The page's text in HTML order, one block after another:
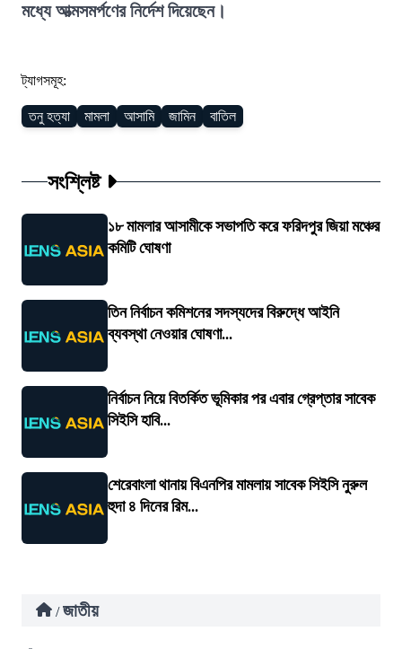
মধ্যে আত্মসমর্পণের নির্দেশ দিয়েছেন।
ট্যাগসমূহ:
তনু হত্যা মামলা আসামি জামিন বাতিল
সংশ্লিষ্ট
১৮ মামলার আসামীকে সভাপতি করে ফরিদপুর জিয়া মঞ্চের
কমিটি ঘোষণা
তিন নির্বাচন কমিশনের সদস্যদের বিরুদ্ধে আইনি
ব্যবস্থা নেওয়ার ঘোষণা...
নির্বাচন নিয়ে বিতর্কিত ভূমিকার পর এবার গ্রেপ্তার সাবেক
সিইসি হাবি...
শেরেবাংলা থানায় বিএনপির মামলায় সাবেক সিইসি নুরুল
হুদা ৪ দিনের রিম...
/ জাতীয়